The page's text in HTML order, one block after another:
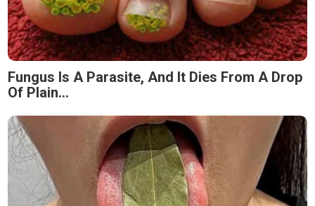
Fungus Is A Parasite, And It Dies From A Drop
Of Plain...